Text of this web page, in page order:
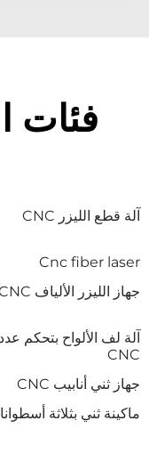
فئات
آلة قطع الليزر CNC
Cnc fiber laser
جهاز الليزر الألياف CNC
آلة لف الألواح بتحكم
CNC
جهاز ثني أنابيب CNC
ماكينة ثني بثلاثة